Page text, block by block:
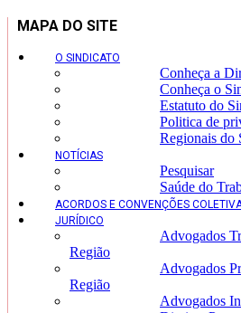
MAPA DO SITE
O SINDICATO
Conheça a
Conheça o
Estatuto do
Politica de
Regionais do
NOTÍCIAS
Pesquisar
Saúde do
ACORDOS E CONVENÇÕES
JURÍDICO
Advogados
Região
Advogados
Região
Advogados